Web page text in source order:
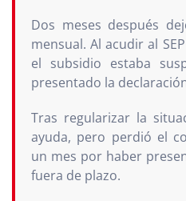
Dos meses después
mensual. Al acudir al
el subsidio estaba
presentado la
Tras regularizar la
ayuda, pero perdió el
un mes por haber
fuera de plazo.